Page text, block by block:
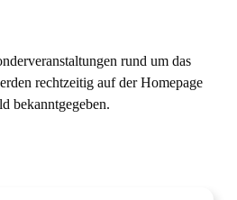
rund um das
rechtzeitig auf der Homepage
bekanntgegeben.